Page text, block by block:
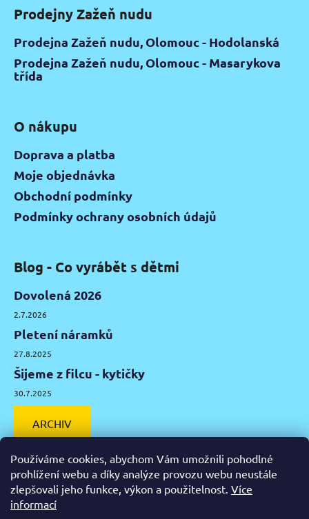
Používáme cookies, abychom Vám umožnili pohodlné
prohlížení webu a díky analýze provozu webu neustále
zlepšovali jeho funkce, výkon a použitelnost. Více
informací
Prodejny Zažeň nudu
Prodejna Zažeň nudu, Olomouc - Hodolanská
Prodejna Zažeň nudu, Olomouc - Masarykova
třída
O nákupu
Doprava a platba
Moje objednávka
Obchodní podmínky
Podmínky ochrany osobních údajů
Blog - Co vyrábět s dětmi
Dovolená 2026
2.7.2026
Pletení náramků
27.8.2025
Šijeme z filcu - kytičky
30.7.2025
ARCHIV
Facebook